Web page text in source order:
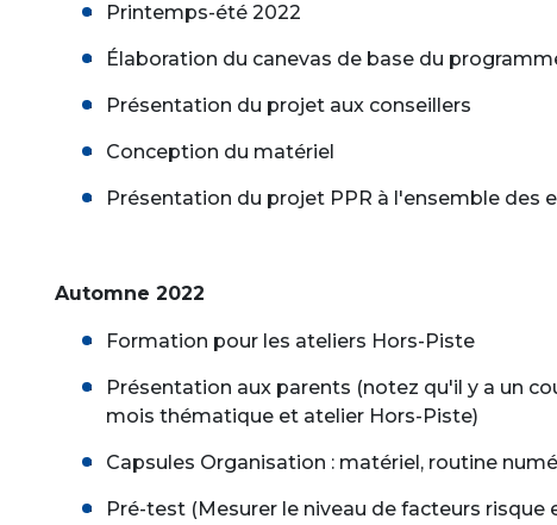
Printemps-été 2022
Élaboration du canevas de base du
Présentation du projet aux conseillers
Conception du matériel
Présentation du projet PPR à l'ensemble des
Automne 2022
Formation pour les ateliers Hors-Piste
Présentation aux parents (notez qu'il y a un
mois thématique et atelier Hors-Piste)
Capsules Organisation : matériel, routine
Pré-test (Mesurer le niveau de facteurs